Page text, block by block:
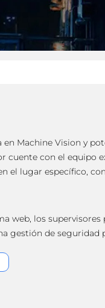
en Machine Vision y
cuente con el equipo
el lugar específico,
web, los
gestión de seguridad